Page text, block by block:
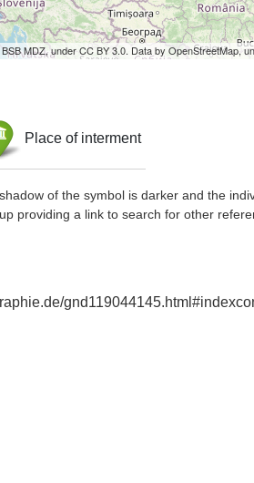
MDZ, under CC BY 3.0. Data by OpenStreetMap,
Place of interment
of the symbol is darker and the
providing a link to search for other